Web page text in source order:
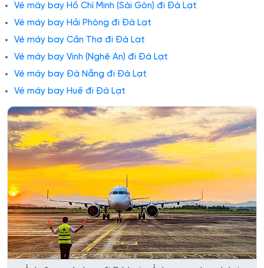
Vé máy bay Hồ Chí Minh (Sài Gòn) đi Đà Lạt
Vé máy bay Hải Phòng đi Đà Lạt
Vé máy bay Cần Thơ đi Đà Lạt
Vé máy bay Vinh (Nghệ An) đi Đà Lạt
Vé máy bay Đà Nẵng đi Đà Lạt
Vé máy bay Huế đi Đà Lạt